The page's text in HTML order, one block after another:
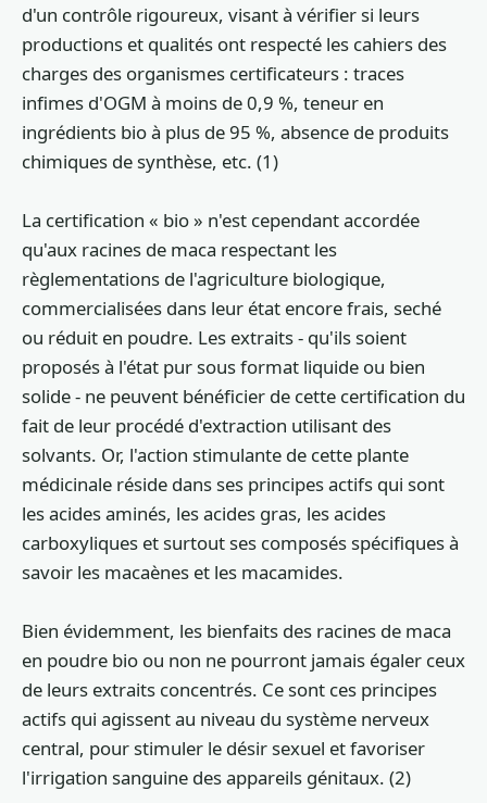
d'un contrôle rigoureux, visant à vérifier si leurs
productions et qualités ont respecté les cahiers des
charges des organismes certificateurs : traces
infimes d'OGM à moins de 0,9 %, teneur en
ingrédients bio à plus de 95 %, absence de produits
chimiques de synthèse, etc. (1)
La certification « bio » n'est cependant accordée
qu'aux racines de maca respectant les
règlementations de l'agriculture biologique,
commercialisées dans leur état encore frais, seché
ou réduit en poudre. Les extraits - qu'ils soient
proposés à l'état pur sous format liquide ou bien
solide - ne peuvent bénéficier de cette certification du
fait de leur procédé d'extraction utilisant des
solvants. Or, l'action stimulante de cette plante
médicinale réside dans ses principes actifs qui sont
les acides aminés, les acides gras, les acides
carboxyliques et surtout ses composés spécifiques à
savoir les macaènes et les macamides.
Bien évidemment, les bienfaits des racines de maca
en poudre bio ou non ne pourront jamais égaler ceux
de leurs extraits concentrés. Ce sont ces principes
actifs qui agissent au niveau du système nerveux
central, pour stimuler le désir sexuel et favoriser
l'irrigation sanguine des appareils génitaux. (2)